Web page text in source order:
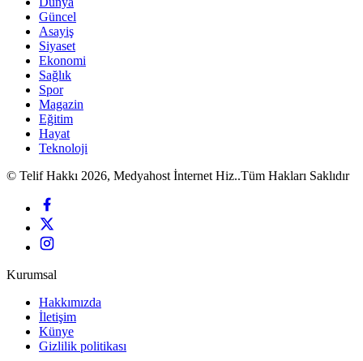
Güncel
Asayiş
Siyaset
Ekonomi
Sağlık
Spor
Magazin
Eğitim
Hayat
Teknoloji
© Telif Hakkı 2026, Medyahost İnternet Hiz..Tüm Hakları Saklıdır
Kurumsal
Hakkımızda
İletişim
Künye
Gizlilik politikası